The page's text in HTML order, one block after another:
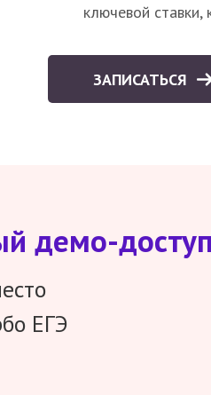
ключевой
ЗАПИСАТЬСЯ
демо-доступ
ЕГЭ